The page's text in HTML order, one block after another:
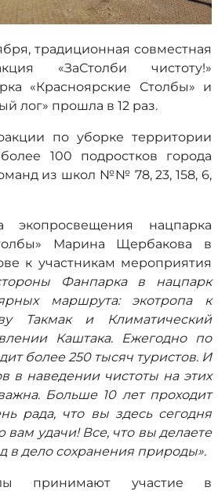
традиционная совместная
«ЗаСтолби чистоту!»
«Красноярские Столбы» и
лог» прошла в 12 раз.
по уборке территории
100 подростков города
из школ №№ 78, 23, 158, 6,
экопросвещения нацпарка
Марина Щербакова в
к участникам мероприятия
Фанпарка в нацпарк
маршрута: экотропа к
Такмак и Климатический
Каштака. Ежегодно по
более 250 тысяч туристов. И
в наведении чистоты на этих
Больше 10 лет проходит
рада, что вы здесь сегодня
вам удачи! Все, что вы делаете
в дело сохранения природы».
принимают участие в